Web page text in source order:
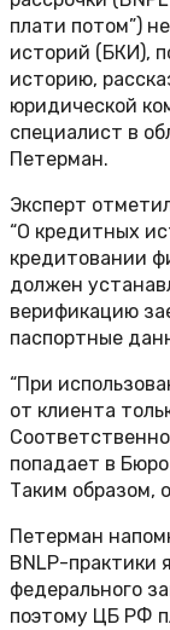
плати потом”)
историй (БКИ),
историю,
юридической
специалист в
Петерман.
Эксперт
“О кредитных
кредитовании
должен
верификацию
паспортные
“При
от клиента
попадает в
Таким образом,
Петерман
BNLP-практики
федерального
поэтому ЦБ РФ